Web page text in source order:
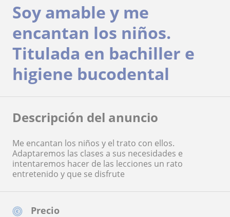
Precio
Soy amable y me
encantan los niños.
Titulada en bachiller e
higiene bucodental
Descripción del anuncio
Me encantan los niños y el trato con ellos.
Adaptaremos las clases a sus necesidades e
intentaremos hacer de las lecciones un rato
entretenido y que se disfrute